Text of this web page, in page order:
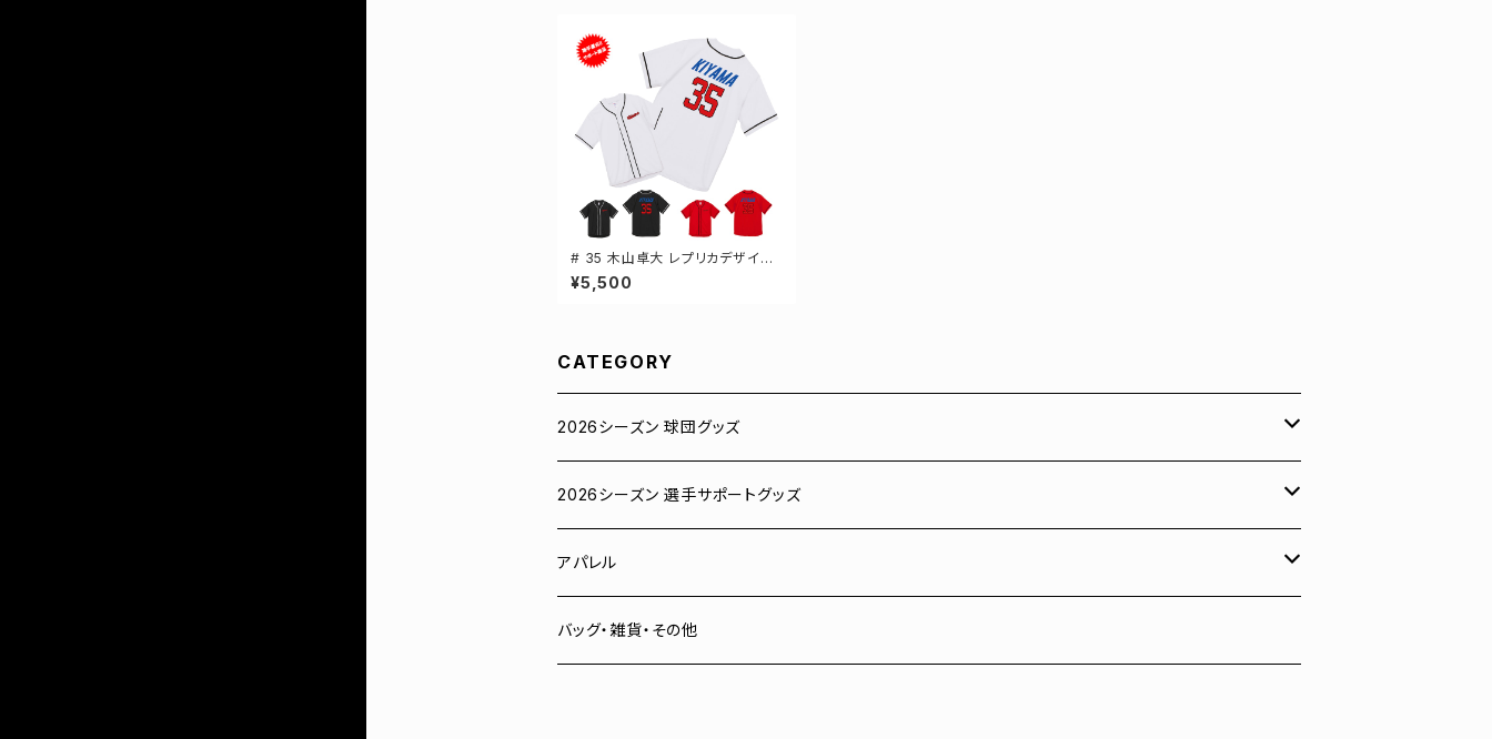
# 35 木山卓大 レプリカデザイン
3カラー 選手還元 ベースボールシ
ャツ S-XXLサイズ 598201
¥5,500
CATEGORY
2026シーズン 球団グッズ
ユニフォーム
Tシャツ
スウェット
2026シーズン 選手サポートグッズ
# 00 蓮
# 0 岡田竜汰
アパレル
スウェット・パーカー
バッグ・雑貨・その他